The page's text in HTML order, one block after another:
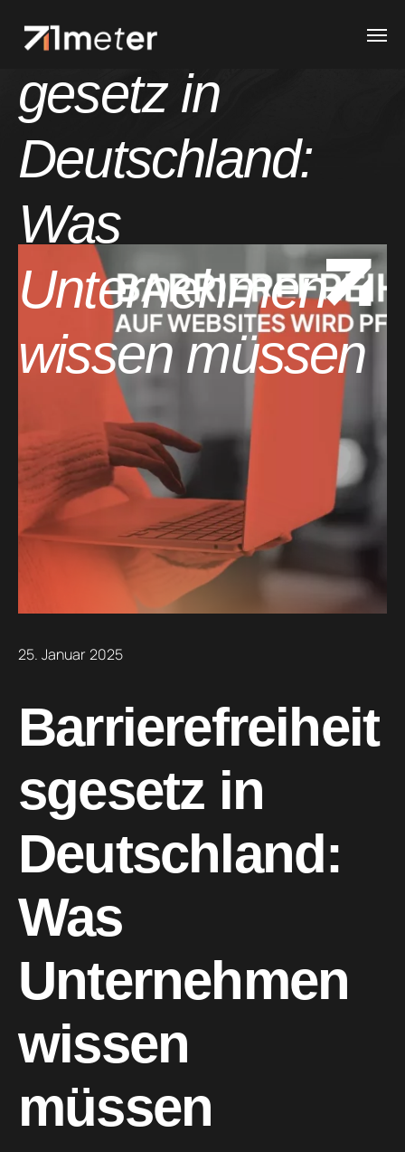
Barrierefreiheits
gesetz in
Deutschland:
Was
Unternehmen
wissen müssen
25. Januar 2025
Barrierefreiheit
sgesetz in
Deutschland:
Was
Unternehmen
wissen
müssen